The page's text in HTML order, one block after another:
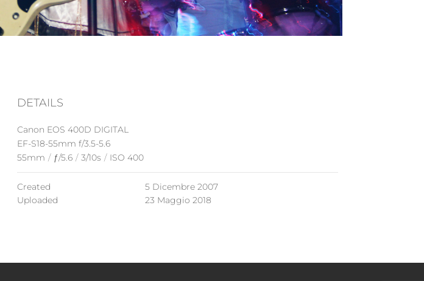
DETAILS
Canon EOS 400D DIGITAL
EF-S18-55mm f/3.5-5.6
55mm / ƒ/5.6 / 3/10s / ISO 400
Created
5 Dicembre 2007
Uploaded
23 Maggio 2018